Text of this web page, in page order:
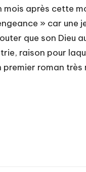
après cette
» car
que son Dieu
raison pour
roman